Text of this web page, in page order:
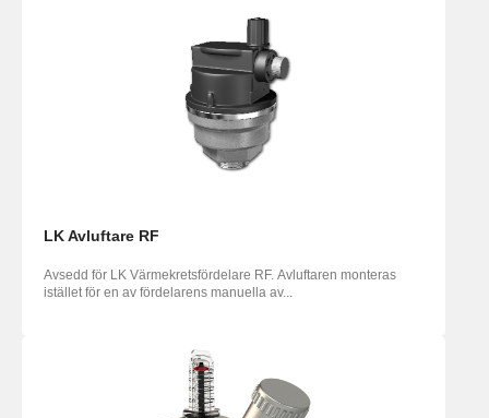
LK Avluftare RF
Avsedd för LK Värmekretsfördelare RF. Avluftaren monteras
istället för en av fördelarens manuella av...